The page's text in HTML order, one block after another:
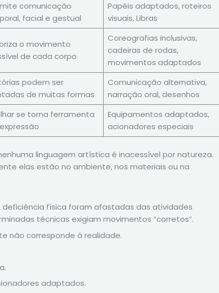
comunicação
facial e gestual
Papéis adaptados, roteiros
visuais, Libras
o movimento
de cada corpo
Coreografias inclusivas,
cadeiras de rodas,
movimentos adaptados
podem ser
de muitas formas
Comunicação alternativa,
narração oral, desenhos
se torna ferramenta
Equipamentos adaptados,
acionadores especiais
linguagem artística é inacessível por natureza.
elas estão no ambiente, nos materiais ou na
física foram afastadas das atividades
técnicas exigiam movimentos “corretos”.
não corresponde à realidade.
adaptados.